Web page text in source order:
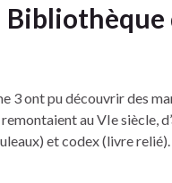
3 ont pu découvrir des
au VIe siècle,
et codex (livre relié).